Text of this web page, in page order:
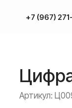
+7 (967)
Артикул: